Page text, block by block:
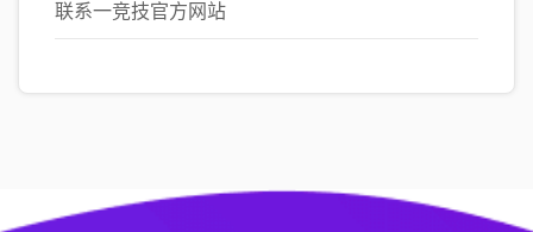
联系一竞技官方网站